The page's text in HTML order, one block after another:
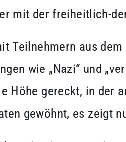
mit der freiheitlich-
Teilnehmern aus
wie „Nazi“ und
Höhe gereckt, in der
gewöhnt, es zeigt